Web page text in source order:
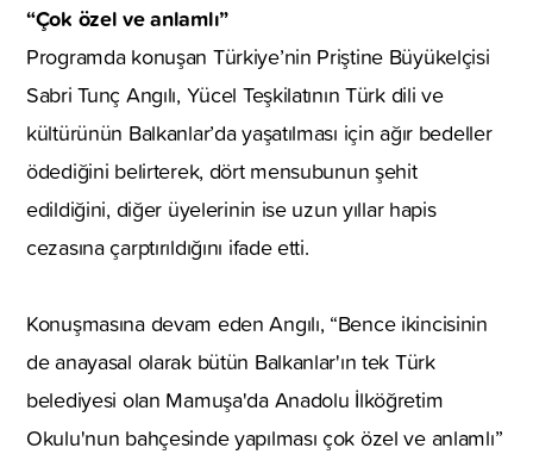
“Çok özel ve anlamlı”
Programda konuşan Türkiye’nin Priştine Büyükelçisi
Sabri Tunç Angılı, Yücel Teşkilatının Türk dili ve
kültürünün Balkanlar’da yaşatılması için ağır bedeller
ödediğini belirterek, dört mensubunun şehit
edildiğini, diğer üyelerinin ise uzun yıllar hapis
cezasına çarptırıldığını ifade etti.
Konuşmasına devam eden Angılı, “Bence ikincisinin
de anayasal olarak bütün Balkanlar'ın tek Türk
belediyesi olan Mamuşa'da Anadolu İlköğretim
Okulu'nun bahçesinde yapılması çok özel ve anlamlı”